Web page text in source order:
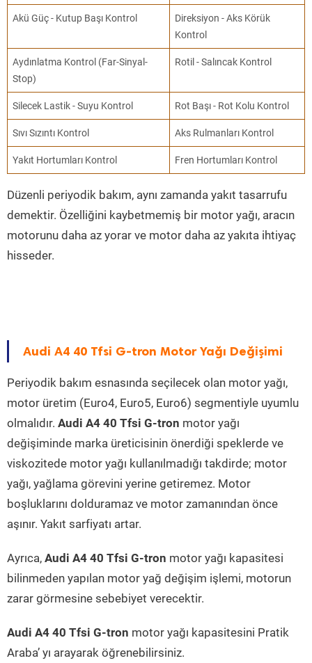
Akü Güç - Kutup Başı Kontrol
Direksiyon - Aks Körük
Kontrol
Aydınlatma Kontrol (Far-Sinyal-
Stop)
Rotil - Salıncak Kontrol
Silecek Lastik - Suyu Kontrol Rot Başı - Rot Kolu Kontrol
Sıvı Sızıntı Kontrol Aks Rulmanları Kontrol
Yakıt Hortumları Kontrol Fren Hortumları Kontrol
Düzenli periyodik bakım, aynı zamanda yakıt tasarrufu
demektir. Özelliğini kaybetmemiş bir motor yağı, aracın
motorunu daha az yorar ve motor daha az yakıta ihtiyaç
hisseder.
Audi A4 40 Tfsi G-tron Motor Yağı Değişimi
Periyodik bakım esnasında seçilecek olan motor yağı,
motor üretim (Euro4, Euro5, Euro6) segmentiyle uyumlu
olmalıdır. Audi A4 40 Tfsi G-tron motor yağı
değişiminde marka üreticisinin önerdiği speklerde ve
viskozitede motor yağı kullanılmadığı takdirde; motor
yağı, yağlama görevini yerine getiremez. Motor
boşluklarını dolduramaz ve motor zamanından önce
aşınır. Yakıt sarfiyatı artar.
Ayrıca, Audi A4 40 Tfsi G-tron motor yağı kapasitesi
bilinmeden yapılan motor yağ değişim işlemi, motorun
zarar görmesine sebebiyet verecektir.
Audi A4 40 Tfsi G-tron motor yağı kapasitesini Pratik
Araba’ yı arayarak öğrenebilirsiniz.